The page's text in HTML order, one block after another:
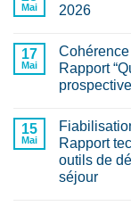
Mai
2026
sur
Avis
du
CESCE
Conseil
territorial
du
28
mai
2026
17
Mai
Rapport
sur
Cohérence
territoriale
:
Le
CESCE
15
Mai
Rapport
outils de
séjour